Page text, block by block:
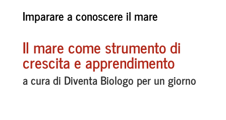
Imparare a conoscere il mare
Il mare come strumento di
crescita e apprendimento
a cura di Diventa Biologo per un giorno